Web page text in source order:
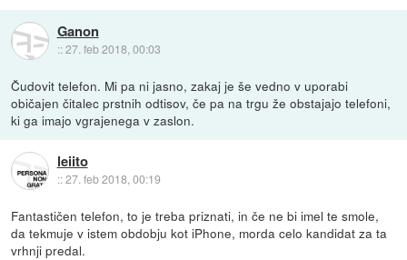
Ganon
::27. feb 2018, 00:03
Čudovit telefon. Mi pa ni jasno, zakaj je še vedno v uporabi
običajen čitalec prstnih odtisov, če pa na trgu že obstajajo telefoni,
ki ga imajo vgrajenega v zaslon.
leiito
::27. feb 2018, 00:19
Fantastičen telefon, to je treba priznati, in če ne bi imel te smole,
da tekmuje v istem obdobju kot iPhone, morda celo kandidat za ta
vrhnji predal.